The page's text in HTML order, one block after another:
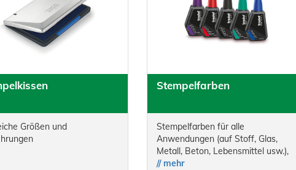
Größen und
Stempelfarben
Stempelfarben für alle
Anwendungen (auf Stoff, Glas,
Metall, Beton, Lebensmittel usw.),
// mehr